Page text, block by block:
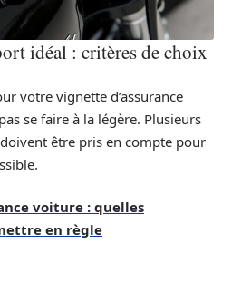
idéal : critères de choix
votre vignette d’assurance
se faire à la légère. Plusieurs
être pris en compte pour
voiture : quelles
en règle